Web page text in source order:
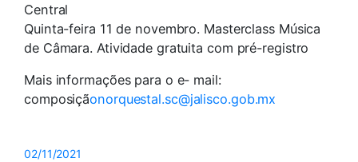
Central
Quinta-feira 11 de novembro. Masterclass Música
de Câmara. Atividade gratuita com pré-registro
Mais informações para o e- mail:
composiçãonorquestal.sc@jalisco.gob.mx
02/11/2021